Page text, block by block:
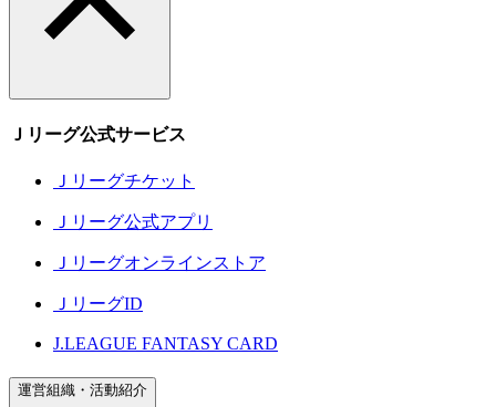
Ｊリーグ公式サービス
Ｊリーグチケット
Ｊリーグ公式アプリ
Ｊリーグオンラインストア
ＪリーグID
J.LEAGUE FANTASY CARD
運営組織・活動紹介